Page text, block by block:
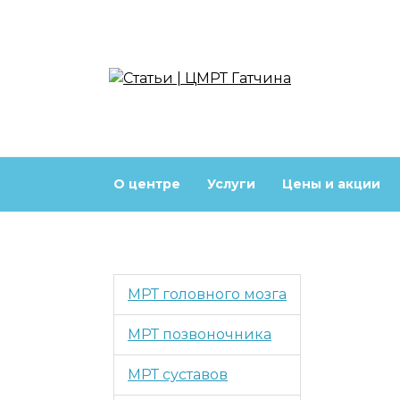
О центре Услуги Цены и акции
МРТ головного мозга
МРТ позвоночника
МРТ суставов